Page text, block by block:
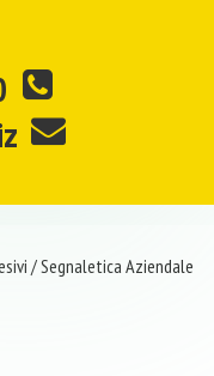
/Segnaletica Aziendale